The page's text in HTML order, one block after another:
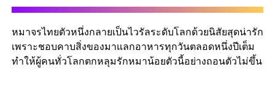
หมาจรไทยตัวหนึ่งกลายเป็นไวรัลระดับโลกด้วยนิสัยสุดน่ารัก
เพราะชอบคาบสิ่งของมาแลกอาหารทุกวันตลอดหนึ่งปีเต็ม
ทำให้ผู้คนทั่วโลกตกหลุมรักหมาน้อยตัวนี้อย่างถอนตัวไม่ขึ้น